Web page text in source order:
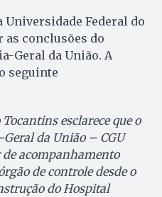
Federal do
conclusões do
Geral da União. A
seguinte
esclarece que o
da União – CGU
acompanhamento
de controle desde o
do Hospital